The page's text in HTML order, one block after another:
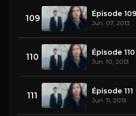
109 Épisode 109
Jun. 07, 2013
110 Épisode 110
Jun. 10, 2013
111 Épisode 111
Jun. 11, 2013